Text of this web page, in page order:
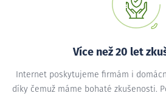
Více než 20 let
Internet poskytujeme firmám i
díky čemuž máme bohaté zkušenosti.